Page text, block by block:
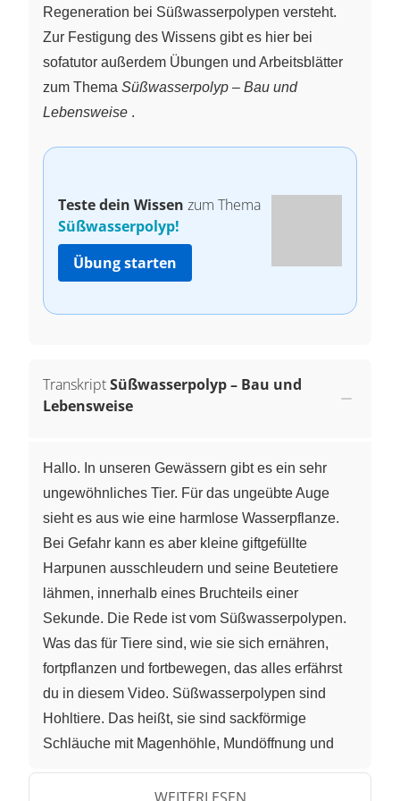
Regeneration bei Süßwasserpolypen versteht.
Zur Festigung des Wissens gibt es hier bei
sofatutor außerdem Übungen und Arbeitsblätter
zum Thema Süßwasserpolyp – Bau und
Lebensweise .
Teste dein Wissen zum Thema
Süßwasserpolyp!
Übung starten
TranskriptSüßwasserpolyp – Bau und
Lebensweise
Hallo. In unseren Gewässern gibt es ein sehr
ungewöhnliches Tier. Für das ungeübte Auge
sieht es aus wie eine harmlose Wasserpflanze.
Bei Gefahr kann es aber kleine giftgefüllte
Harpunen ausschleudern und seine Beutetiere
lähmen, innerhalb eines Bruchteils einer
Sekunde. Die Rede ist vom Süßwasserpolypen.
Was das für Tiere sind, wie sie sich ernähren,
fortpflanzen und fortbewegen, das alles erfährst
du in diesem Video. Süßwasserpolypen sind
Hohltiere. Das heißt, sie sind sackförmige
Schläuche mit Magenhöhle, Mundöffnung und
mit Magenfunktion. Eine Wirbelsäule haben sie